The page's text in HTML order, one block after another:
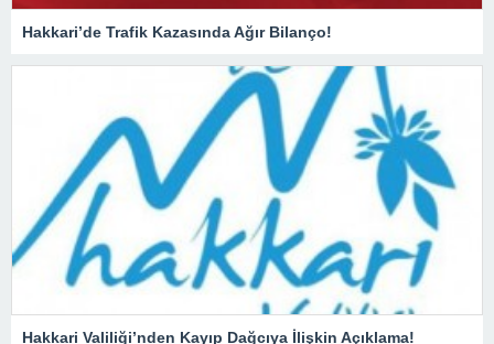
Hakkari’de Trafik Kazasında Ağır Bilanço!
Hakkari Valiliği’nden Kayıp Dağcıya İlişkin Açıklama!